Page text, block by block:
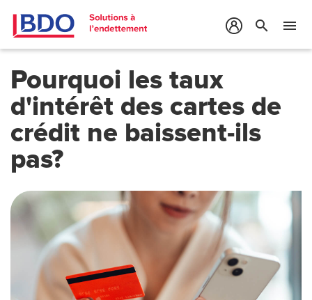
search menu
Pourquoi les taux
d'intérêt des cartes de
crédit ne baissent-ils
pas?